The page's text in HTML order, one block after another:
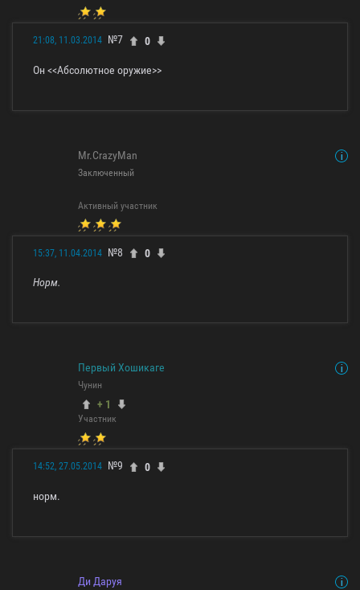
21:08, 11.03.2014 №7 0
Он <<Абсолютное оружие>>
Mr.CrazyMan
Заключенный
Активный участник
15:37, 11.04.2014 №8 0
Норм.
Первый Хошикаге
Чунин
+ 1
Участник
14:52, 27.05.2014 №9 0
норм.
Ди Даруя